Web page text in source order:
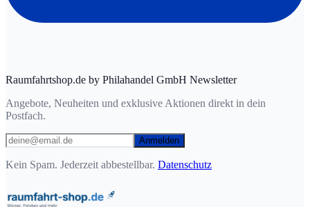
Raumfahrtshop.de by Philahandel GmbH Newsletter
Angebote, Neuheiten und exklusive Aktionen direkt in dein
Postfach.
Anmelden
Kein Spam. Jederzeit abbestellbar. Datenschutz